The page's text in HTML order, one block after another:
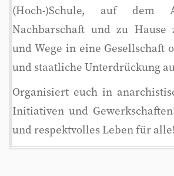
(Hoch-)Schule, auf
Nachbarschaft und zu
und Wege in eine Gesellschaft
und staatliche Unterdrückung
Organisiert euch in
Initiativen und
und respektvolles Leben für alle!